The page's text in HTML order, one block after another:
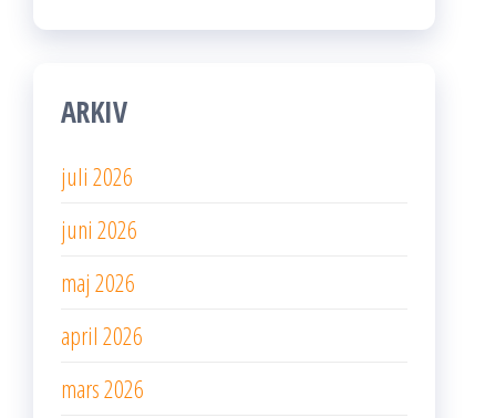
ARKIV
juli 2026
juni 2026
maj 2026
april 2026
mars 2026